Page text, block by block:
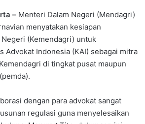
– Menteri Dalam Negeri (Mendagri)
menyatakan kesiapan
(Kemendagri) untuk
Advokat Indonesia (KAI) sebagai mitra
di tingkat pusat maupun
dengan para advokat sangat
regulasi guna menyelesaikan